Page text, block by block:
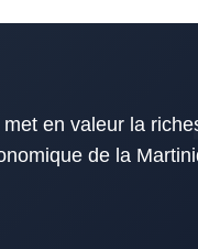
en valeur la
de la